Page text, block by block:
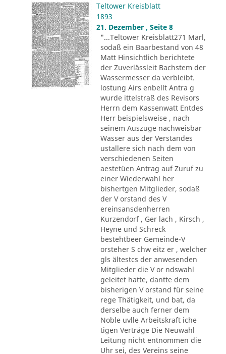
Teltower Kreisblatt
1893
21. Dezember , Seite 8
"...Teltower Kreisblatt271 Marl,
sodaß ein Baarbestand von 48
Matt Hinsichtlich berichtete
der Zuverlässleit Bachstem der
Wassermesser da verbleibt.
lostung Airs enbellt Antra g
wurde ittelstraß des Revisors
Herrn dem Kassenwatt Entdes
Herr beispielsweise , nach
seinem Auszuge nachweisbar
Wasser aus der Verstandes
ustallere sich nach dem von
verschiedenen Seiten
aestetüen Antrag auf Zuruf zu
einer Wiederwahl her
bishertgen Mitglieder, sodaß
der V orstand des V
ereinsansdenherren
Kurzendorf , Ger lach , Kirsch ,
Heyne und Schreck
bestehtbeer Gemeinde-V
orsteher S chw eitz er , welcher
gls ältestcs der anwesenden
Mitglieder die V or ndswahl
geleitet hatte, dantte dem
bisherigen V orstand für seine
rege Thätigkeit, und bat, da
derselbe auch ferner dem
Noble uvlle Arbeitskraft iche
tigen Verträge Die Neuwahl
Leitung nicht entnommen die
Uhr sei, des Vereins seine